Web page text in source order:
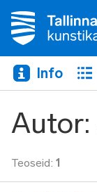
Info
Autor:
Teoseid: 1